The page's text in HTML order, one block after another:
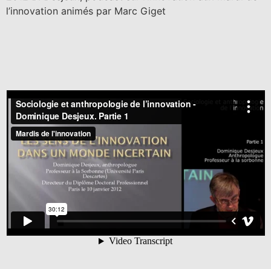
l’innovation animés par Marc Giget